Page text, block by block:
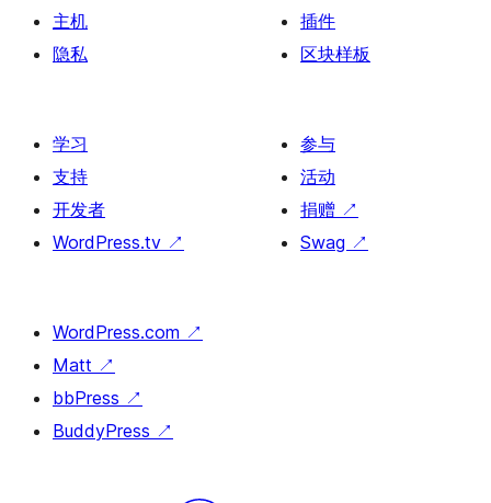
主机
隐私
插件
区块样板
学习
支持
开发者
WordPress.tv ↗
参与
活动
捐赠 ↗
Swag ↗
WordPress.com ↗
Matt ↗
bbPress ↗
BuddyPress ↗